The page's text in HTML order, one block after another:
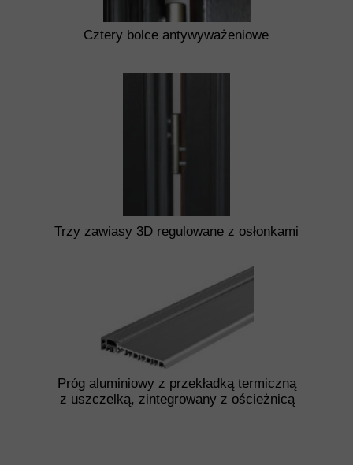
Próg aluminiowy z przekładką termiczną
z uszczelką, zintegrowany z ościeżnicą
Trzy zawiasy 3D regulowane z osłonkami
Cztery bolce antywyważeniowe